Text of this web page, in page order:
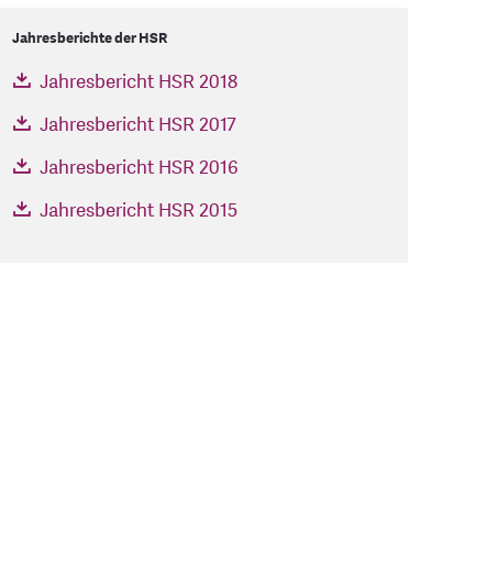
Jahresberichte der HSR
Jahresbericht HSR 2018
Jahresbericht HSR 2017
Jahresbericht HSR 2016
Jahresbericht HSR 2015